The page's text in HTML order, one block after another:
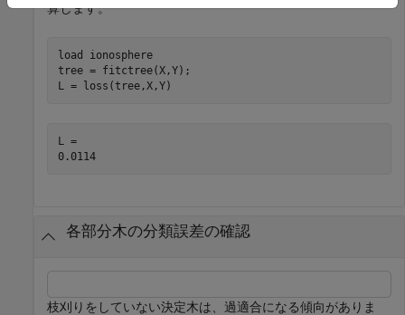
算します。
load
ionosphere
tree = fitctree(X,Y);
L = loss(tree,X,Y)
L =
0.0114
各部分木の分類誤差の確認
枝刈りをしていない決定木は、過適合になる傾向がありま